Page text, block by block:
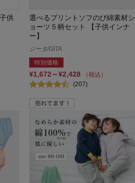
供
選べるプリントソフのび綿素材シ
ョーツ５柄セット 【子供インナ
ー】
ジータ/GITA
特別価格
¥1,672～¥2,428
（税込）
(207)